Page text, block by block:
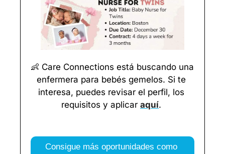
👶 Care Connections está buscando una
enfermera para bebés gemelos. Si te
interesa, puedes revisar el perfil, los
requisitos y aplicar aquí.
Consigue más oportunidades como